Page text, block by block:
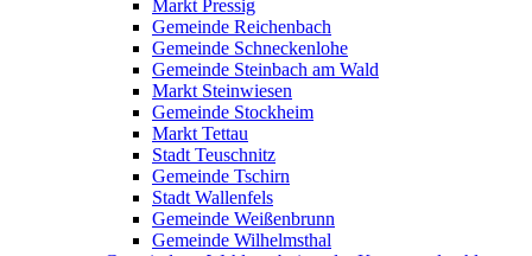
Markt Pressig
Gemeinde Reichenbach
Gemeinde Schneckenlohe
Gemeinde Steinbach am Wald
Markt Steinwiesen
Gemeinde Stockheim
Markt Tettau
Stadt Teuschnitz
Gemeinde Tschirn
Stadt Wallenfels
Gemeinde Weißenbrunn
Gemeinde Wilhelmsthal